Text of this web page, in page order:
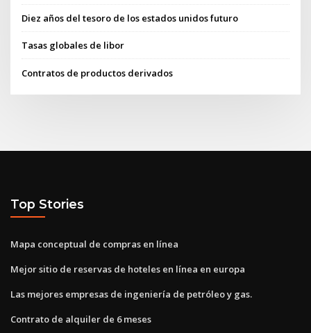
Diez años del tesoro de los estados unidos futuro
Tasas globales de libor
Contratos de productos derivados
Top Stories
Mapa conceptual de compras en línea
Mejor sitio de reservas de hoteles en línea en europa
Las mejores empresas de ingeniería de petróleo y gas.
Contrato de alquiler de 6 meses